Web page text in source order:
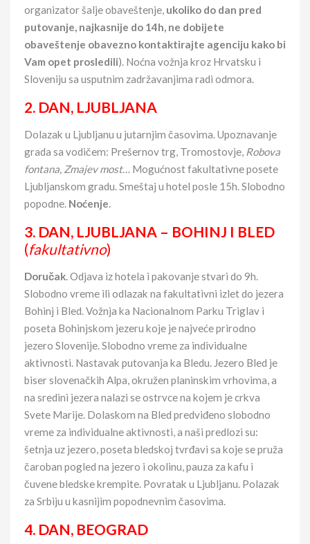
organizator šalje obaveštenje, ukoliko do dan pred
putovanje, najkasnije do 14h, ne dobijete
obaveštenje obavezno kontaktirajte agenciju kako bi
Vam opet prosledili). Noćna vožnja kroz Hrvatsku i
Sloveniju sa usputnim zadržavanjima radi odmora.
2. DAN, LJUBLJANA
Dolazak u Ljubljanu u jutarnjim časovima. Upoznavanje
grada sa vodičem: Prešernov trg, Tromostovje, Robova
fontana, Zmajev most… Mogućnost fakultativne posete
Ljubljanskom gradu. Smeštaj u hotel posle 15h. Slobodno
popodne. Noćenje.
3. DAN, LJUBLJANA – BOHINJ I BLED
(fakultativno)
Doručak. Odjava iz hotela i pakovanje stvari do 9h.
Slobodno vreme ili odlazak na fakultativni izlet do jezera
Bohinj i Bled. Vožnja ka Nacionalnom Parku Triglav i
poseta Bohinjskom jezeru koje je najveće prirodno
jezero Slovenije. Slobodno vreme za individualne
aktivnosti. Nastavak putovanja ka Bledu. Jezero Bled je
biser slovenačkih Alpa, okružen planinskim vrhovima, a
na sredini jezera nalazi se ostrvce na kojem je crkva
Svete Marije. Dolaskom na Bled predviđeno slobodno
vreme za individualne aktivnosti, a naši predlozi su:
šetnja uz jezero, poseta bledskoj tvrđavi sa koje se pruža
čaroban pogled na jezero i okolinu, pauza za kafu i
čuvene bledske krempite. Povratak u Ljubljanu. Polazak
za Srbiju u kasnijim popodnevnim časovima.
4. DAN, BEOGRAD